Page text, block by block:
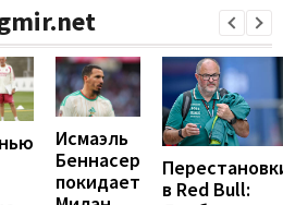
Исмаэль
Беннасер
покидает
в Red Bull: